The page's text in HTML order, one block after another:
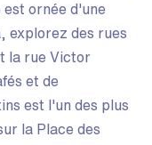
est ornée d'une
explorez des rues
la rue Victor
et de
est l'un des plus
la Place des